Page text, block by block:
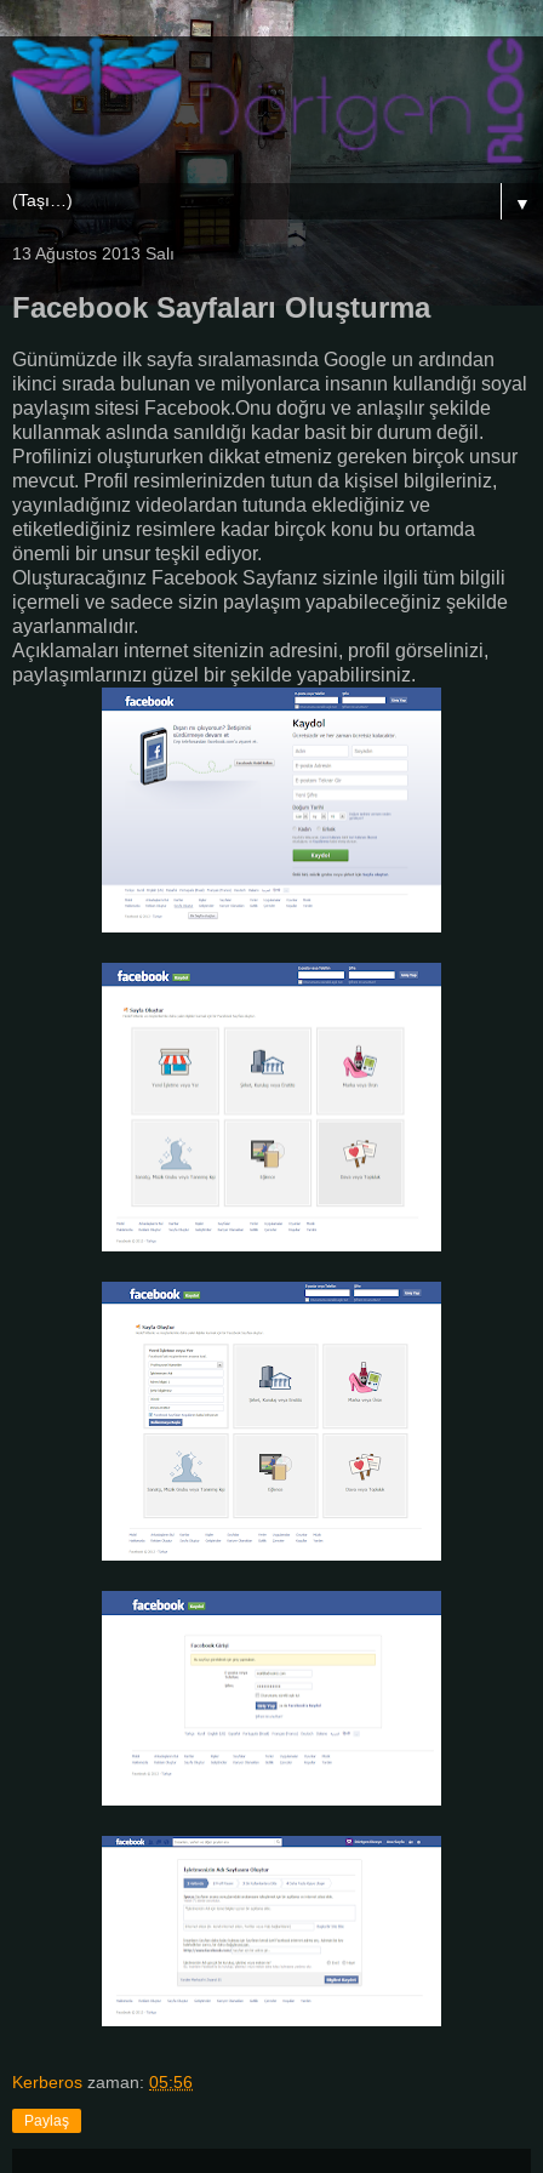
▼
13 Ağustos 2013 Salı
Facebook Sayfaları Oluşturma
Günümüzde ilk sayfa sıralamasında Google un ardından
ikinci sırada bulunan ve milyonlarca insanın kullandığı soyal
paylaşım sitesi Facebook.Onu doğru ve anlaşılır şekilde
kullanmak aslında sanıldığı kadar basit bir durum değil.
Profilinizi oluştururken dikkat etmeniz gereken birçok unsur
mevcut. Profil resimlerinizden tutun da kişisel bilgileriniz,
yayınladığınız videolardan tutunda eklediğiniz ve
etiketlediğiniz resimlere kadar birçok konu bu ortamda
önemli bir unsur teşkil ediyor.
Oluşturacağınız Facebook Sayfanız sizinle ilgili tüm bilgili
içermeli ve sadece sizin paylaşım yapabileceğiniz şekilde
ayarlanmalıdır.
Açıklamaları internet sitenizin adresini, profil görselinizi,
paylaşımlarınızı güzel bir şekilde yapabilirsiniz.
Kerberos zaman: 05:56
Paylaş